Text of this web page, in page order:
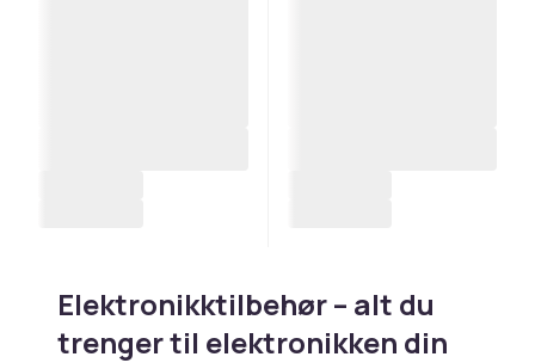
Elektronikktilbehør – alt du
trenger til elektronikken din